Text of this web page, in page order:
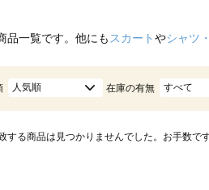
品一覧です。他にも スカートやシャツ
人気順 在庫の有無 すべて
する商品は見つかりませんでした。お手数で